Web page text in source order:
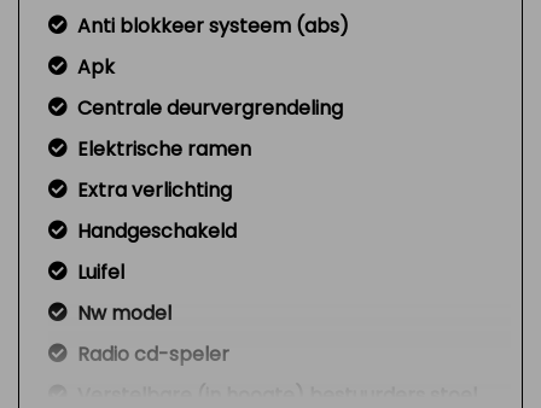
Anti blokkeer systeem (abs)
Apk
Centrale deurvergrendeling
Elektrische ramen
Extra verlichting
Handgeschakeld
Luifel
Nw model
Radio cd-speler